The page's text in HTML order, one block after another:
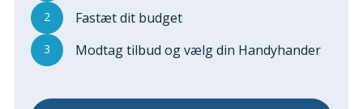
Udskiftning Og Montage
Om Materialer
Tips Og Tests
Montage Og Udskiftning
2 Fastæt dit budget
3 Modtag tilbud og vælg din Handyhander